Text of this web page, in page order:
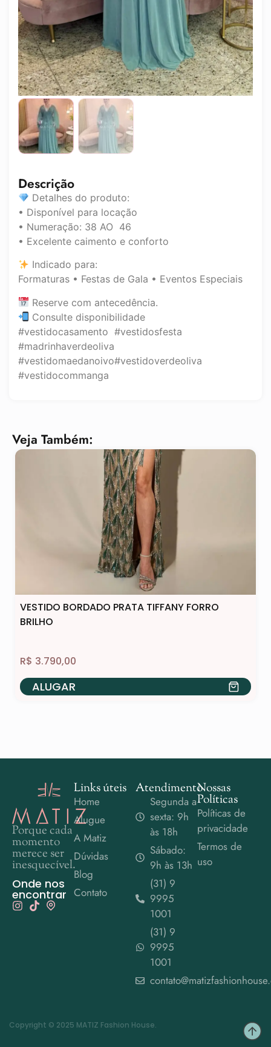
Descrição
Detalhes do produto:
• Disponível para locação
• Numeração: 38 AO 46
• Excelente caimento e conforto
Indicado para:
Formaturas • Festas de Gala • Eventos Especiais
Reserve com antecedência.
Consulte disponibilidade
#vestidocasamento #vestidosfesta
#madrinhaverdeoliva
#vestidomaedanoivo#vestidoverdeoliva
#vestidocommanga
Veja Também:
VESTIDO BORDADO PRATA TIFFANY FORRO
BRILHO
R$ 3.790,00
ALUGAR
Porque cada
momento
merece ser
inesquecível.
Onde nos
encontrar
Links úteis
Home
Alugue
A Matiz
Dúvidas
Blog
Contato
Atendimento
Segunda a
sexta: 9h
às 18h
Sábado:
9h às 13h
(31) 9
9995
1001
(31) 9
9995
1001
Nossas
Políticas
Políticas de
privacidade
Termos de
uso
Copyright © 2025 MATIZ Fashion House.